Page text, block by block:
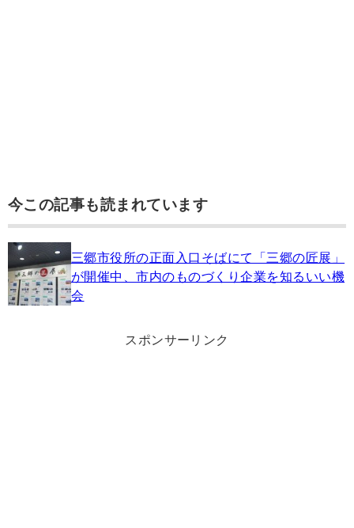
今この記事も読まれています
三郷市役所の正面入口そばにて「三郷の匠展」
が開催中、市内のものづくり企業を知るいい機
会
スポンサーリンク